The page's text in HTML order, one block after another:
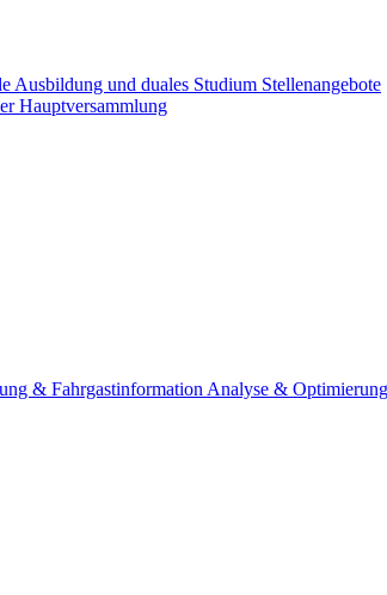
Ausbildung und duales Studium Stellenangebote
Hauptversammlung
& Fahrgastinformation Analyse & Optimierung